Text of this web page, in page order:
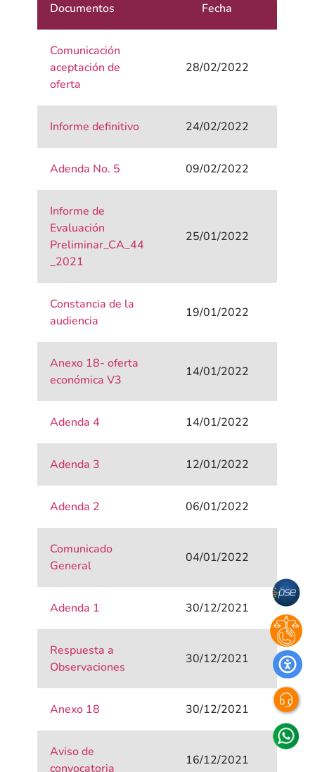
Documentos Fecha
Comunicación
aceptación de
oferta
28/02/2022
Informe definitivo 24/02/2022
Adenda No. 5 09/02/2022
Informe de
Evaluación
Preliminar_CA_44
_2021
25/01/2022
Constancia de la
audiencia
19/01/2022
Anexo 18- oferta
económica V3
14/01/2022
Adenda 4 14/01/2022
Adenda 3 12/01/2022
Adenda 2 06/01/2022
Comunicado
General
04/01/2022
Adenda 1 30/12/2021
Respuesta a
Observaciones
30/12/2021
Anexo 18 30/12/2021
Aviso de
convocatoria
16/12/2021